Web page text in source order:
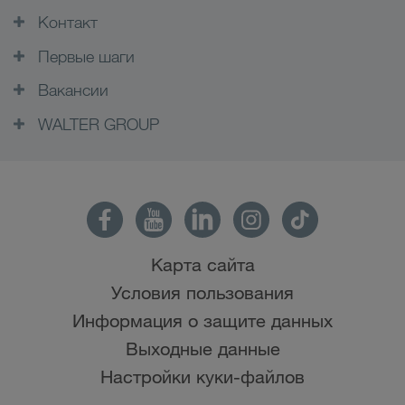
Контакт
Первые шаги
Вакансии
WALTER GROUP
Карта сайта
Условия пользования
Информация о защите данных
Выходные данные
Настройки куки-файлов